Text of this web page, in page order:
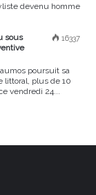
devenu homme
16337
sous
poursuit sa
littoral, plus de 10
vendredi 24...